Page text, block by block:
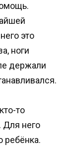
это
ноги
держали
то
Для него
ребёнка.